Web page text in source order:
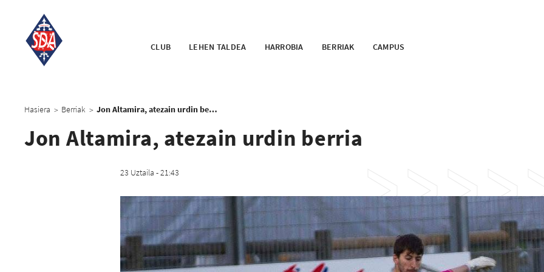
CLUB LEHEN TALDEA HARROBIA BERRIAK CAMPUS
Hasiera > Berriak > Jon Altamira, atezain urdin berria
Jon Altamira, atezain urdin berria
23 Uztaila - 21:43